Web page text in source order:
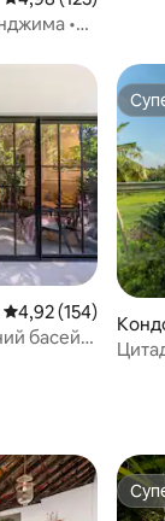
•
Середня оцінка:
4,92 (154)
басейн
m